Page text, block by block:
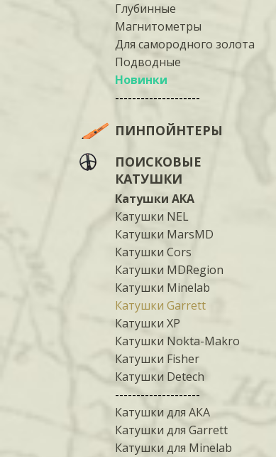
Глубинные
Магнитометры
Для самородного золота
Подводные
Новинки
--------------------
ПИНПОЙНТЕРЫ
ПОИСКОВЫЕ
КАТУШКИ
Катушки АКА
Катушки NEL
Катушки MarsMD
Катушки Cors
Катушки MDRegion
Катушки Minelab
Катушки Garrett
Катушки XP
Катушки Nokta-Makro
Катушки Fisher
Катушки Detech
--------------------
Катушки для АКА
Катушки для Garrett
Катушки для Minelab